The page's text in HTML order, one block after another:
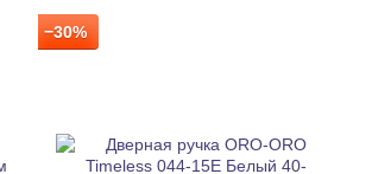
−30%